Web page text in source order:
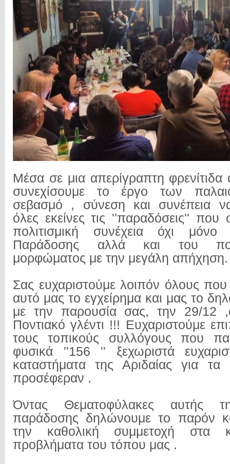
Μέσα σε μια απερίγραπτη
συνεχίσουμε το έργο των
σεβασμό , σύνεση και συνέπεια
όλες εκείνες τις ''παραδόσεις'' που
πολιτισμική συνέχεια όχι μόνο
Παράδοσης αλλά και του
μορφώματος με την μεγάλη
Σας ευχαριστούμε λοιπόν όλους που
αυτό μας το εγχείρημα και μας το
με την παρουσία σας, την 29/12
Ποντιακό γλέντι !!! Ευχαριστούμε
τους τοπικούς συλλόγους που
φυσικά ''156 '' ξεχωριστά
καταστήματα της Αριδαίας για
προσέφεραν .
Όντας Θεματοφύλακες αυτής
παράδοσης δηλώνουμε το παρόν
την καθολική συμμετοχή στα
προβλήματα του τόπου μας .